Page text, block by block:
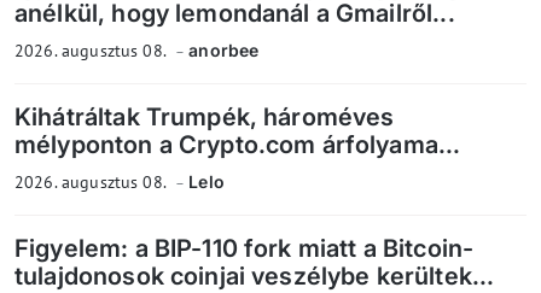
anélkül, hogy lemondanál a Gmailről...
2026. augusztus 08. anorbee
Kihátráltak Trumpék, hároméves
mélyponton a Crypto.com árfolyama...
2026. augusztus 08. Lelo
Figyelem: a BIP-110 fork miatt a Bitcoin-
tulajdonosok coinjai veszélybe kerültek...